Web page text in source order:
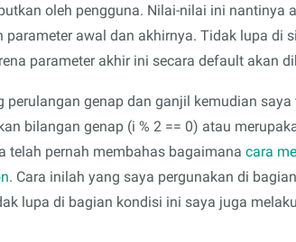
oleh pengguna. Nilai-nilai ini nantinya
parameter awal dan akhirnya. Tidak lupa di
parameter akhir ini secara default akan
perulangan genap dan ganjil kemudian
bilangan genap (i % 2 == 0) atau
telah pernah membahas bagaimana cara
. Cara inilah yang saya pergunakan di
lupa di bagian kondisi ini saya juga